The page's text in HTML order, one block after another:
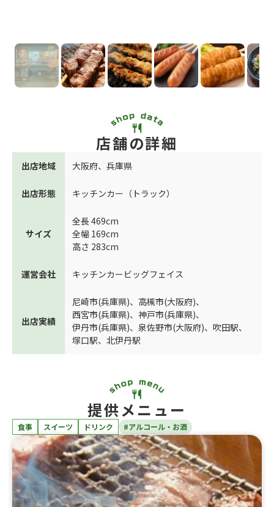
店舗の詳細
出店地域 大阪府、 兵庫県
出店形態 キッチンカー（トラック）
サイズ
全長 469cm
全幅 169cm
高さ 283cm
運営会社 キッチンカービッグフェイス
出店実績
尼崎市(兵庫県)、 高槻市(大阪府)、
西宮市(兵庫県)、 神戸市(兵庫県)、
伊丹市(兵庫県)、 泉佐野市(大阪府)、 吹田駅、
塚口駅、 北伊丹駅
提供メニュー
食事 スイーツ ドリンク #アルコール・お酒